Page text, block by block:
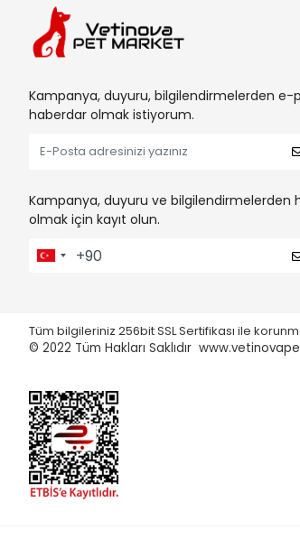
Kampanya, duyuru, bilgilendirmelerden e-
haberdar olmak istiyorum.
Kampanya, duyuru ve bilgilendirmelerden
olmak için kayıt olun.
Tüm bilgileriniz 256bit SSL Sertifikası ile
© 2022 Tüm Hakları Saklıdır